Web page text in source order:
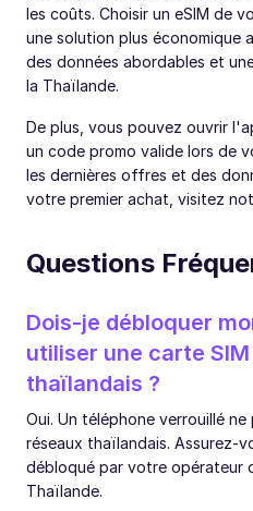
les coûts. Choisir un eSIM de
une solution plus économique
des données abordables et
la Thaïlande.
De plus, vous pouvez ouvrir
un code promo valide lors de
les dernières offres et des
votre premier achat, visitez
Questions
Dois-je débloquer
utiliser une carte SIM
thaïlandais ?
Oui. Un téléphone verrouillé
réseaux thaïlandais. Assurez-
débloqué par votre opérateur
Thaïlande.